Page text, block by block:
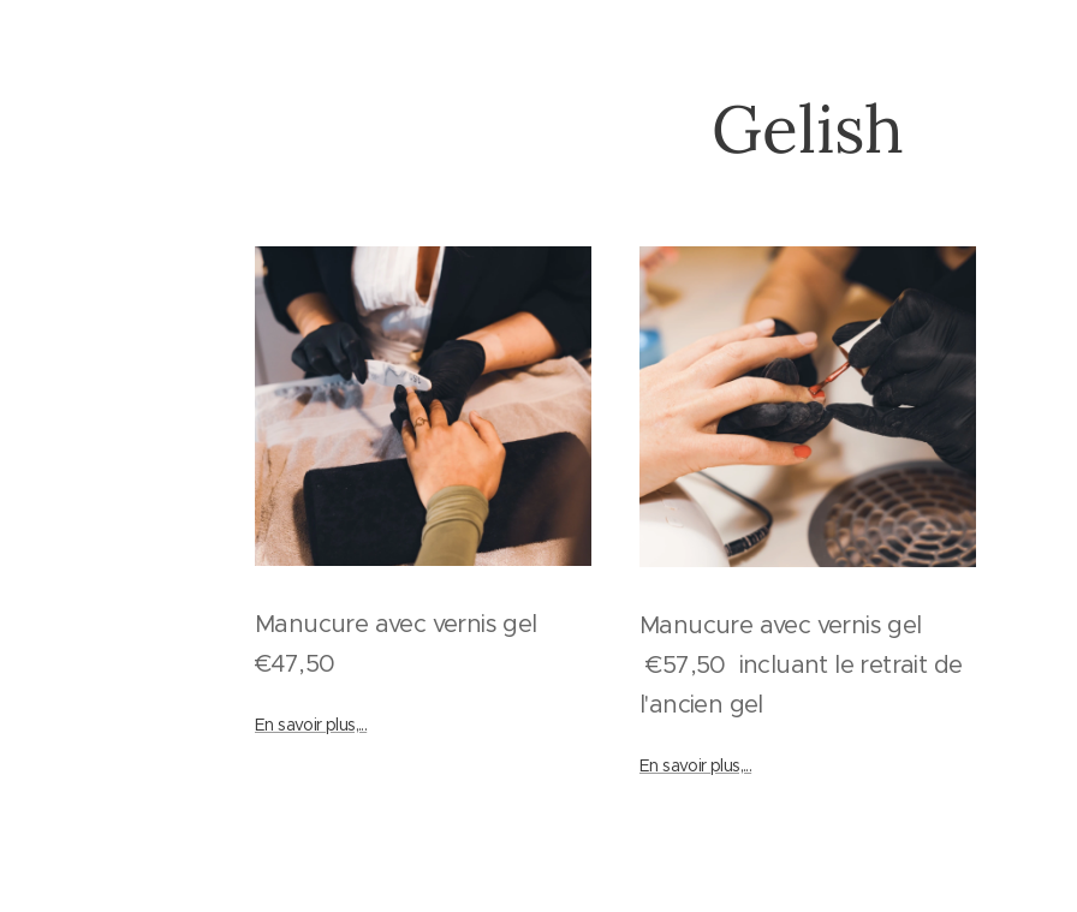
Gelish
Manucure avec vernis gel
€47,50
En savoir plus,...
Manucure avec vernis gel
€57,50 incluant le retrait de
l'ancien gel
En savoir plus,...